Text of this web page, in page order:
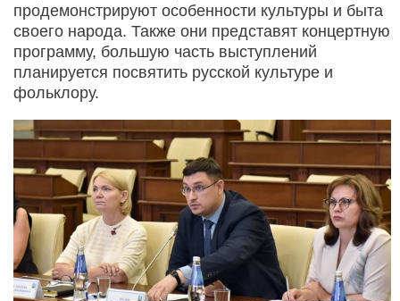
продемонстрируют особенности культуры и быта
своего народа. Также они представят концертную
программу, большую часть выступлений
планируется посвятить русской культуре и
фольклору.